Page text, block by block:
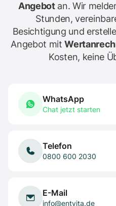
Angebotan. Wir
Stunden,
Besichtigung und
Angebot mit
Kosten, keine
WhatsApp
Chat jetzt starten
Telefon
0800 600 2030
E-Mail
info@entvita.de